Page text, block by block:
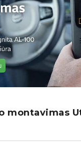
montavimas